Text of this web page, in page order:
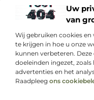
Uw
van
Wij gebruiken cookies
te krijgen in hoe u onze
kunnen verbeteren.
doeleinden ingezet,
advertenties en het
Raadpleeg ons
Dagelijks
Ontdek
en praktische tips